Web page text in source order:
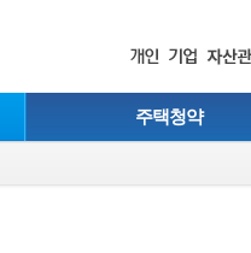
주택청약